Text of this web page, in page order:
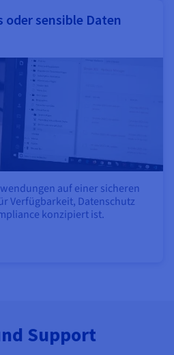
oder sensible Daten
auf einer sicheren
Verfügbarkeit, Datenschutz
konzipiert ist.
Support